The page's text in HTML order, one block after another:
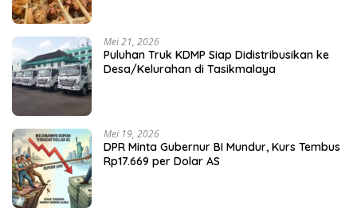
Mei 21, 2026
Puluhan Truk KDMP Siap Didistribusikan ke
Desa/Kelurahan di Tasikmalaya
Mei 19, 2026
DPR Minta Gubernur BI Mundur, Kurs Tembus
Rp17.669 per Dolar AS